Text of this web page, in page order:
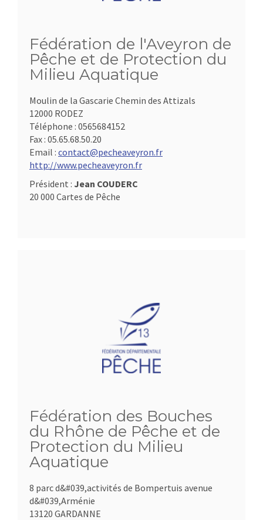
Fédération de l'Aveyron de
Pêche et de Protection du
Milieu Aquatique
Moulin de la Gascarie Chemin des Attizals
12000 RODEZ
Téléphone : 0565684152
Fax : 05.65.68.50.20
Email : contact@pecheaveyron.fr
http://www.pecheaveyron.fr
Président : Jean COUDERC
20 000 Cartes de Pêche
Fédération des Bouches
du Rhône de Pêche et de
Protection du Milieu
Aquatique
8 parc d&#039,activités de Bompertuis avenue
d&#039,Arménie
13120 GARDANNE